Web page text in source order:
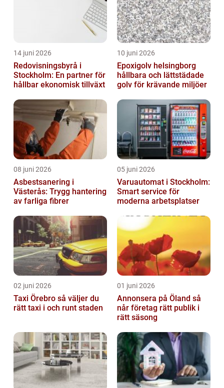
14 juni 2026
Redovisningsbyrå i
Stockholm: En partner för
hållbar ekonomisk tillväxt
10 juni 2026
Epoxigolv helsingborg
hållbara och lättstädade
golv för krävande miljöer
08 juni 2026
Asbestsanering i
Västerås: Trygg hantering
av farliga fibrer
05 juni 2026
Varuautomat i Stockholm:
Smart service för
moderna arbetsplatser
02 juni 2026
Taxi Örebro så väljer du
rätt taxi i och runt staden
01 juni 2026
Annonsera på Öland så
når företag rätt publik i
rätt säsong